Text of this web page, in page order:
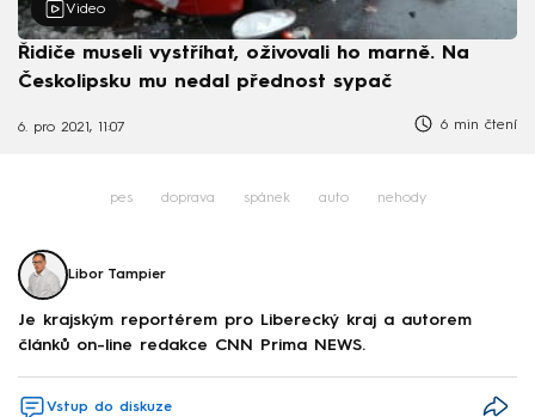
Video
Řidiče museli vystříhat, oživovali ho marně. Na
Českolipsku mu nedal přednost sypač
6. pro 2021, 11:07 6 min čtení
pes doprava spánek auto nehody
Libor Tampier
Je krajským reportérem pro Liberecký kraj a autorem
článků on-line redakce CNN Prima NEWS.
Vstup do diskuze